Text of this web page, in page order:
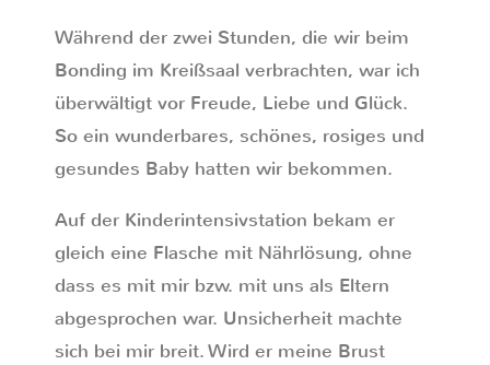
Während der zwei Stunden, die wir beim
Bonding im Kreißsaal verbrachten, war ich
überwältigt vor Freude, Liebe und Glück.
So ein wunderbares, schönes, rosiges und
gesundes Baby hatten wir bekommen.
Auf der Kinderintensivstation bekam er
gleich eine Flasche mit Nährlösung, ohne
dass es mit mir bzw. mit uns als Eltern
abgesprochen war. Unsicherheit machte
sich bei mir breit. Wird er meine Brust